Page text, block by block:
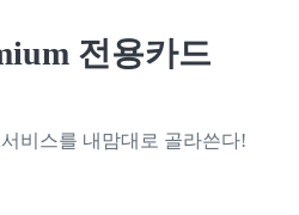
전용카드
비스를 내맘대로 골라쓴다!